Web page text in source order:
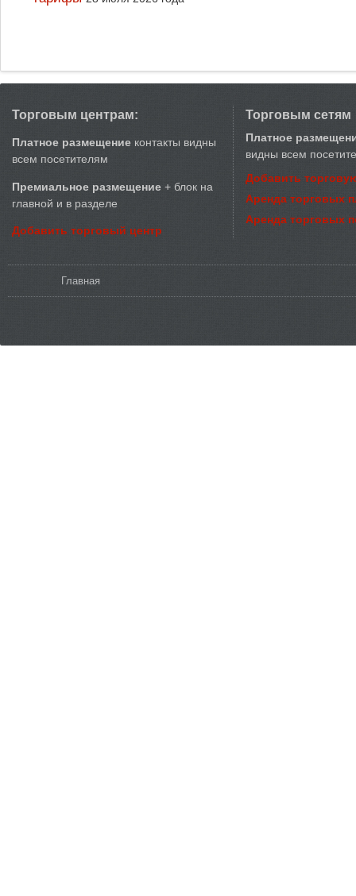
Торговым центрам:
Платное размещение контакты видны
всем посетителям
Премиальное размещение + блок на
главной и в разделе
Добавить торговый центр
Торговым сетям
Платное
видны всем
Добавить
Аренда торговых
Аренда торговых
Главная